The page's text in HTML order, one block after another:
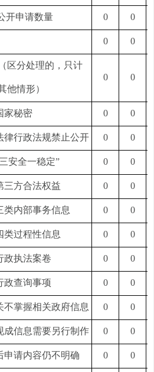
开申请数量 0 0
0 0
区分处理的，只计
他情形）
0 0
家秘密 0 0
律行政法规禁止公开 0 0
安全一稳定” 0 0
三方合法权益 0 0
类内部事务信息 0 0
类过程性信息 0 0
政执法案卷 0 0
政查询事项 0 0
不掌握相关政府信息 0 0
成信息需要另行制作 0 0
申请内容仍不明确 0 0